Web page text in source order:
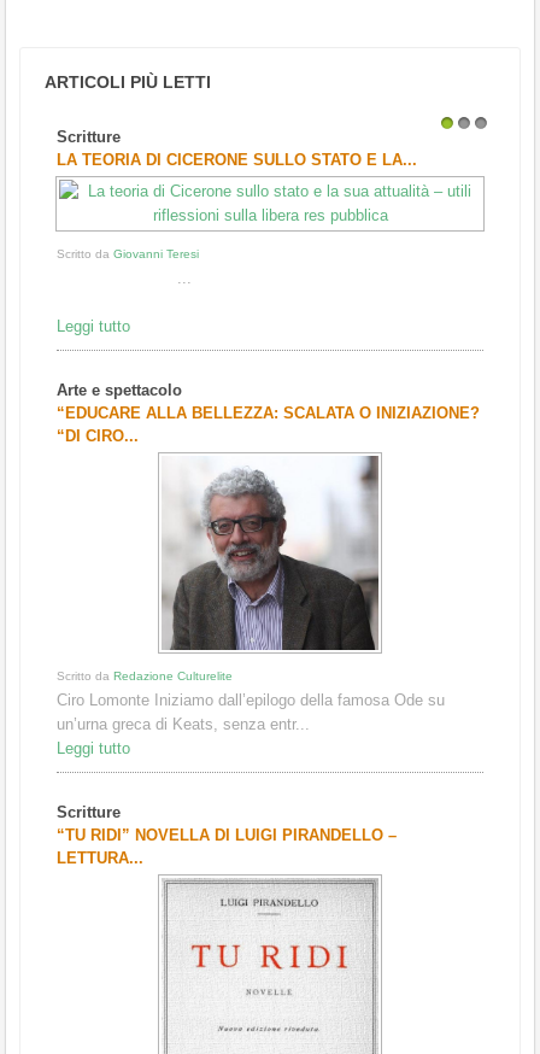
ARTICOLI PIÙ LETTI
Scritture
LA TEORIA DI CICERONE SULLO STATO E LA...
Scritto da Giovanni Teresi
...
Leggi tutto
Arte e spettacolo
“EDUCARE ALLA BELLEZZA: SCALATA O INIZIAZIONE?
“DI CIRO...
Scritto da Redazione Culturelite
Ciro Lomonte Iniziamo dall’epilogo della famosa Ode su
un’urna greca di Keats, senza entr...
Leggi tutto
Scritture
“TU RIDI” NOVELLA DI LUIGI PIRANDELLO –
LETTURA...